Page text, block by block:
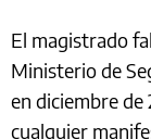
El magistrado
Ministerio de
en diciembre de
cualquier